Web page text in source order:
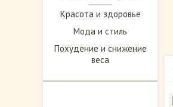
Красота и здоровье
Мода и стиль
Похудение и снижение
веса